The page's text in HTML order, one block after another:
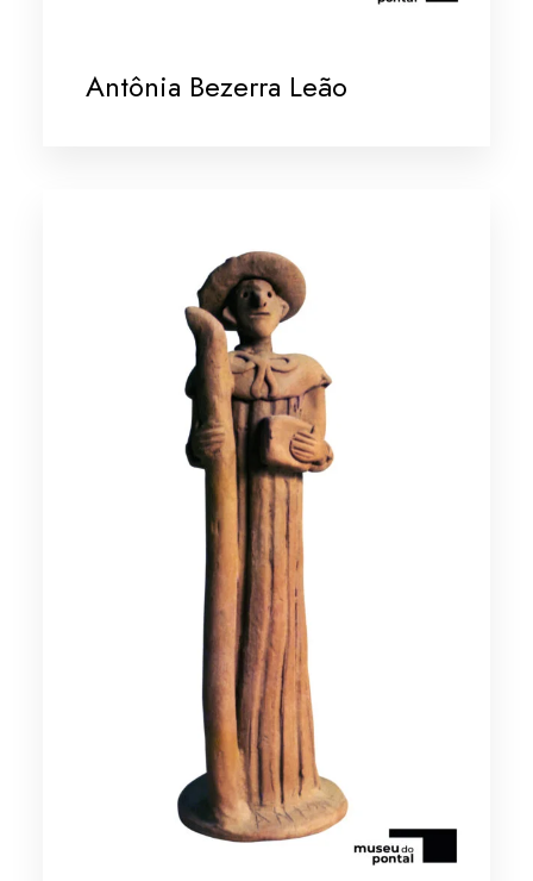
Antônia Bezerra Leão